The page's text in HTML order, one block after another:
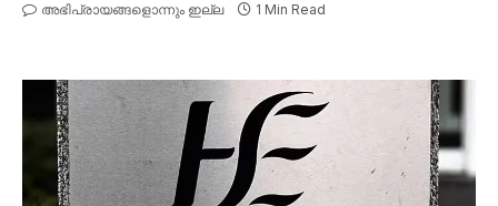
അഭിപ്രായങ്ങളൊന്നും ഇല്ല 1 Min Read